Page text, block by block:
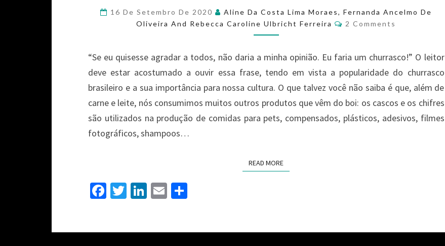
16 De Setembro De 2020
Aline Da Costa Lima Moraes, Fernanda Ancelmo De
Oliveira And Rebecca Caroline Ulbricht Ferreira
2 Comments
“Se eu quisesse agradar a todos, não daria a minha opinião. Eu faria um churrasco!” O leitor
deve estar acostumado a ouvir essa frase, tendo em vista a popularidade do churrasco
brasileiro e a sua importância para nossa cultura. O que talvez você não saiba é que, além de
carne e leite, nós consumimos muitos outros produtos que vêm do boi: os cascos e os chifres
são utilizados na produção de comidas para pets, compensados, plásticos, adesivos, filmes
fotográficos, shampoos…
READ MORE
Fa T
Li E